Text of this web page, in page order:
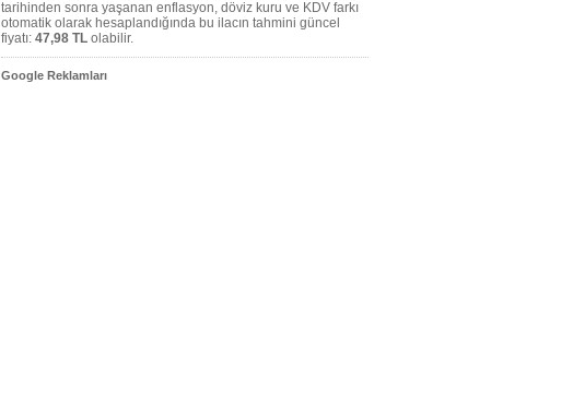
tarihinden sonra yaşanan enflasyon, döviz kuru ve KDV farkı
otomatik olarak hesaplandığında bu ilacın tahmini güncel
fiyatı: 47,98 TL olabilir.
Google Reklamları